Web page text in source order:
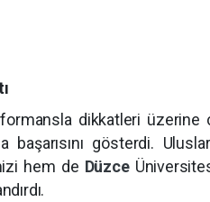
dikkatleri
gösterdi.
hem de Düzce